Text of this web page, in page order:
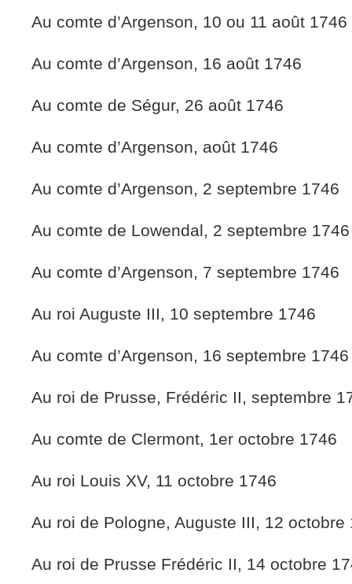
Au comte d’Argenson, 10 ou 11 août 1746
Au comte d’Argenson, 16 août 1746
Au comte de Ségur, 26 août 1746
Au comte d’Argenson, août 1746
Au comte d’Argenson, 2 septembre 1746
Au comte de Lowendal, 2 septembre 1746
Au comte d’Argenson, 7 septembre 1746
Au roi Auguste III, 10 septembre 1746
Au comte d’Argenson, 16 septembre 1746
Au roi de Prusse, Frédéric II, septembre
Au comte de Clermont, 1er octobre 1746
Au roi Louis XV, 11 octobre 1746
Au roi de Pologne, Auguste III, 12 octobre
Au roi de Prusse Frédéric II, 14 octobre